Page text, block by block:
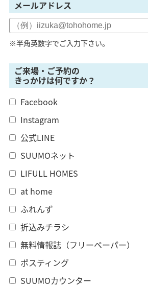
メールアドレス
※半角英数字でご入力下さい。
ご来場・ご予約の
きっかけは何ですか？
Facebook
Instagram
公式LINE
SUUMOネット
LIFULL HOMES
at home
ふれんず
折込みチラシ
無料情報誌（フリーペーパー）
ポスティング
SUUMOカウンター